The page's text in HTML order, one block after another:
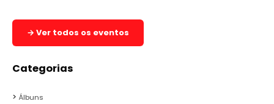
→ Ver todos os eventos
Categorias
Álbuns